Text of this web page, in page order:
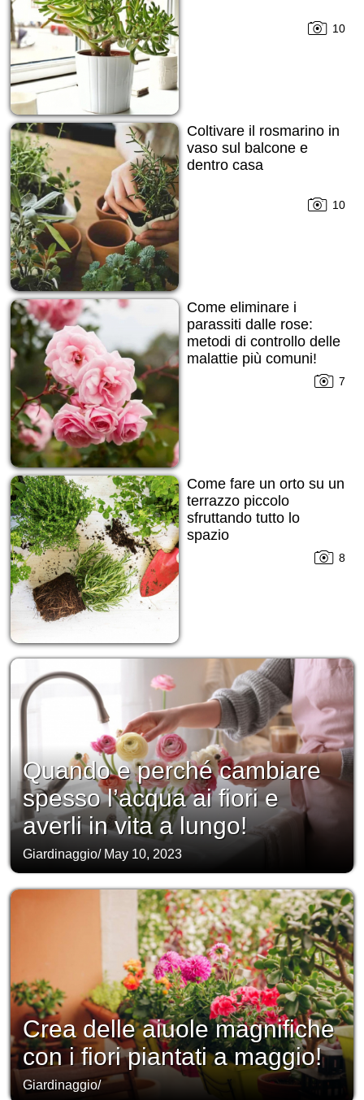
10
Coltivare il rosmarino in
vaso sul balcone e
dentro casa
10
Come eliminare i
parassiti dalle rose:
metodi di controllo delle
malattie più comuni!
7
Come fare un orto su un
terrazzo piccolo
sfruttando tutto lo
spazio
8
Quando e perché cambiare
spesso l’acqua ai fiori e
averli in vita a lungo!
Giardinaggio/ May 10, 2023
Crea delle aiuole magnifiche
con i fiori piantati a maggio!
Giardinaggio/